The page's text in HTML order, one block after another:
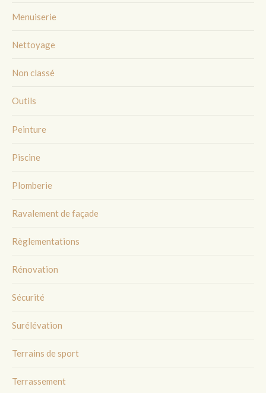
Menuiserie
Nettoyage
Non classé
Outils
Peinture
Piscine
Plomberie
Ravalement de façade
Règlementations
Rénovation
Sécurité
Surélévation
Terrains de sport
Terrassement